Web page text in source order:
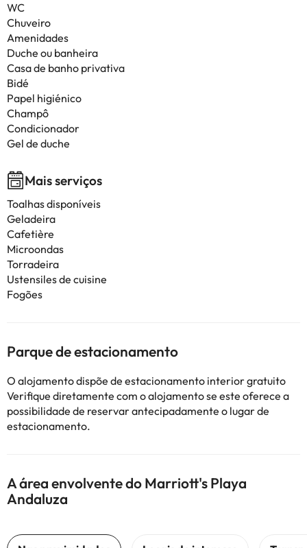
WC
Chuveiro
Amenidades
Duche ou banheira
Casa de banho privativa
Bidé
Papel higiénico
Champô
Condicionador
Gel de duche
Mais serviços
Toalhas disponíveis
Geladeira
Cafetière
Microondas
Torradeira
Ustensiles de cuisine
Fogões
Parque de estacionamento
O alojamento dispõe de estacionamento interior gratuito
Verifique diretamente com o alojamento se este oferece a
possibilidade de reservar antecipadamente o lugar de
estacionamento.
A área envolvente do Marriott's Playa
Andaluza